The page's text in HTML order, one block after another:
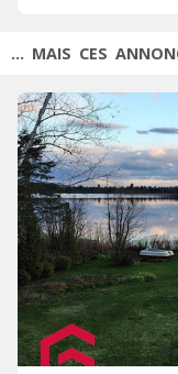
... MAIS CES